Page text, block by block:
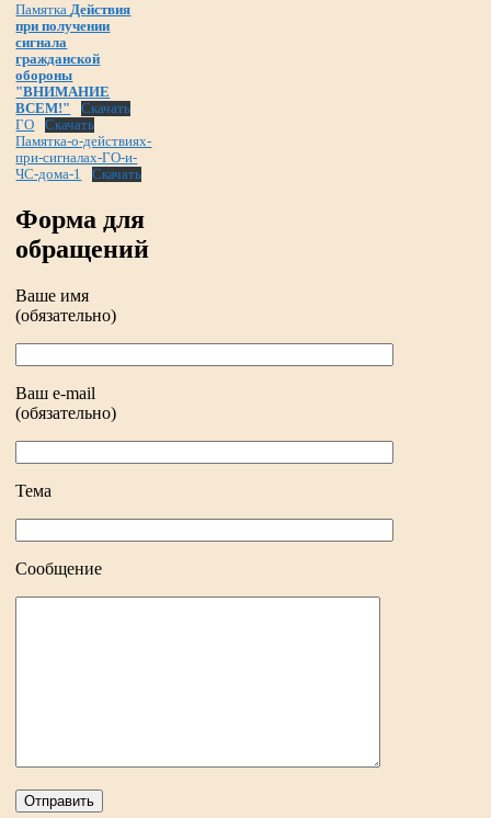
Памятка Действия
при получении
сигнала
гражданской
обороны
"ВНИМАНИЕ
ВСЕМ!"
Скачать
ГО
Скачать
Памятка-о-действиях-
при-сигналах-ГО-и-
ЧС-дома-1
Скачать
Форма для
обращений
Ваше имя
(обязательно)
Ваш e-mail
(обязательно)
Тема
Сообщение